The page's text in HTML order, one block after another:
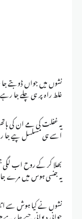
نشوں میں جواں ڈوبتے
غلط راہ پر ہی چلے جا
یہ غفلت کی مے ان کی
اسے ہی مسلسل پیے جا
بھلا کر کے روح اب لگی
یہ جنسی ہوس میں مرے
نشوں نے کیا ہوش سے
جوانی دیوانی جیے جا رہے